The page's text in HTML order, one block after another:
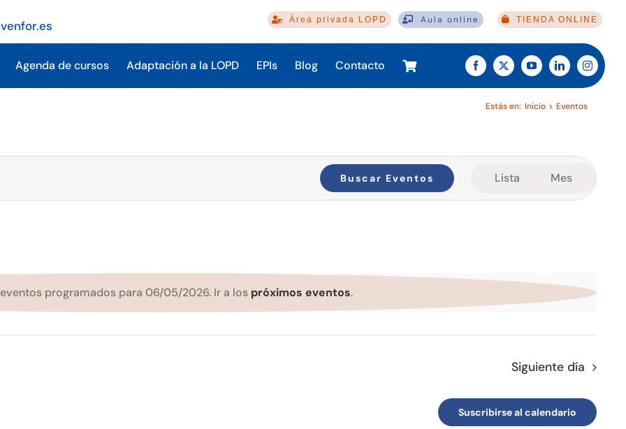
Área privada LOPD Aula online TIENDA ONLINE
Agenda de cursos Adaptación a la LOPD EPIs Blog Contacto
Estás en: Inicio Eventos
programados para 06/05/2026. Ir a los próximos eventos.
Buscar Eventos
Navegación
vistas
Lista Mes
Siguiente día
Suscribirse al calendario